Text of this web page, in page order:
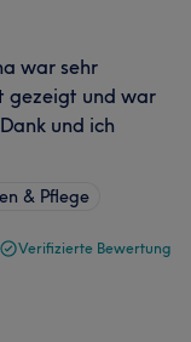
war sehr
gezeigt und war
und ich
& Pflege
Verifizierte Bewertung